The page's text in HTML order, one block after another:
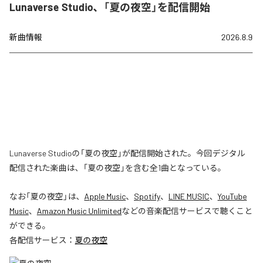
Lunaverse Studio、「夏の夜空」を配信開始
新曲情報 2026.8.9
Lunaverse Studioの「夏の夜空」が配信開始された。今回デジタル
配信された楽曲は、「夏の夜空」を含む全1曲となっている。
なお「夏の夜空 」は、 Apple Music、 Spotify、 LINE MUSIC、 YouTube
Music、 Amazon Music Unlimitedなどの音楽配信サービスで聴くこと
ができる。
各配信サービス： 夏の夜空